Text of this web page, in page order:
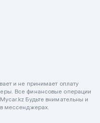
и не принимает оплату
Все финансовые операции
Будьте внимательны и
мессенджерах.